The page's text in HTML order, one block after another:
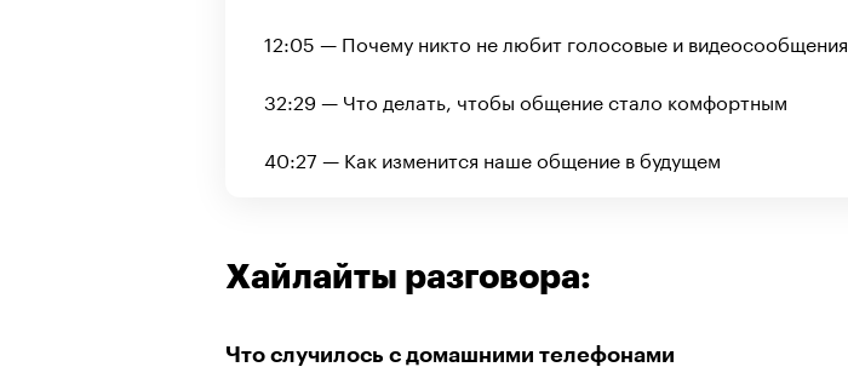
12:05 — Почему никто не любит голосовые и видеосообщения
32:29 — Что делать, чтобы общение стало комфортным
40:27 — Как изменится наше общение в будущем
Хайлайты разговора:
Что случилось с домашними телефонами